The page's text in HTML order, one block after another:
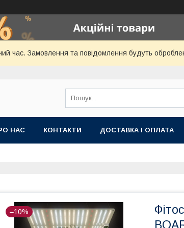
час. Замовлення та повідомлення будуть
НАС КОНТАКТИ ДОСТАВКА І ОПЛАТА
–10%